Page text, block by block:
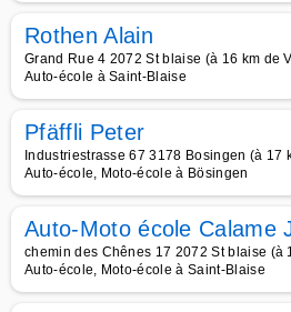
Rothen Alain
Grand Rue 4 2072 St blaise (à 16 km de
Auto-école à Saint-Blaise
Pfäffli Peter
Industriestrasse 67 3178 Bosingen (à 17
Auto-école, Moto-école à Bösingen
Auto-Moto école Calame
chemin des Chênes 17 2072 St blaise (à
Auto-école, Moto-école à Saint-Blaise